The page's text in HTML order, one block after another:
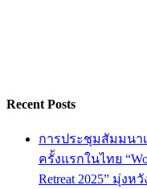
Recent Posts
การประชุมสัมมนา
ครั้งแรกในไทย
Retreat 2025” มุ่